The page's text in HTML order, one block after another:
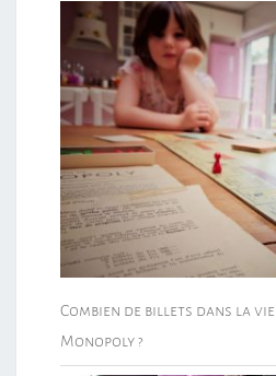
Combien de billets dans la
Monopoly ?